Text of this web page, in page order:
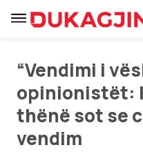
Lajme
“Vendimi i
opinionistët:
thënë sot se
vendim